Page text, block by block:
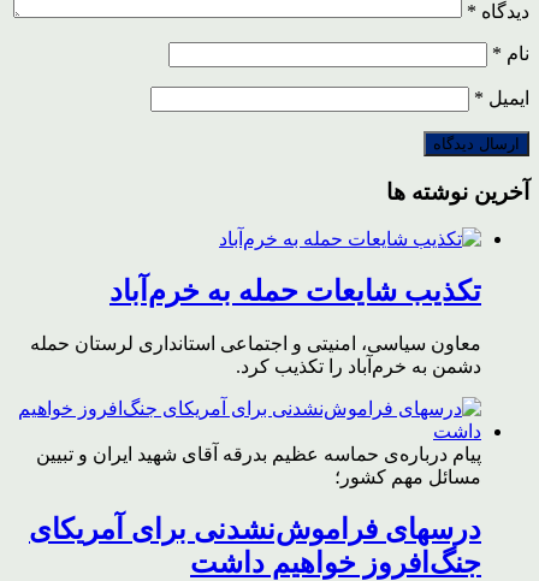
دیدگاه *
نام *
ایمیل *
آخرین نوشته ها
تکذیب شایعات حمله به خرم‌آباد
معاون سیاسی، امنیتی و اجتماعی استانداری لرستان حمله
دشمن به خرم‌آباد را تکذیب کرد.
پیام درباره‌ی حماسه عظیم بدرقه آقای شهید ایران و تبیین
مسائل مهم کشور؛
درسهای فراموش‌نشدنی برای آمریکای
جنگ‌افروز خواهیم داشت